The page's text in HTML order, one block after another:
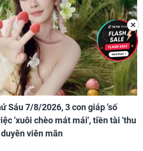
Sáu 7/8/2026, 3 con giáp 'số
'xuôi chèo mát mái', tiền tài 'thu
viên mãn
✕